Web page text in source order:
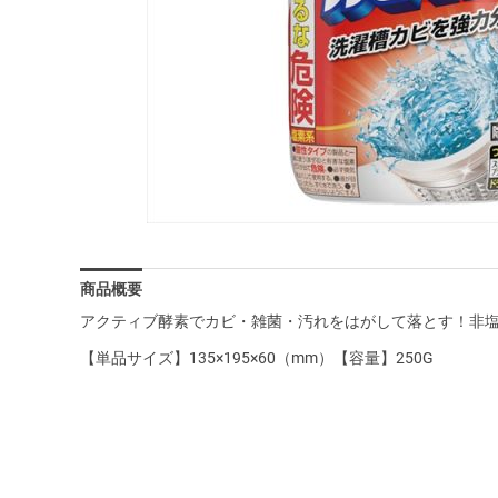
商品概要
アクティブ酵素でカビ・雑菌・汚れをはがして落とす！非
【単品サイズ】135×195×60（mm）【容量】250G